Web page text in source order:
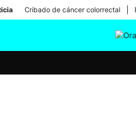
Cribado de cáncer colorrectal